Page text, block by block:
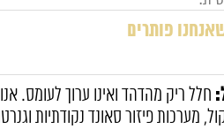
פותרים
חלל ריק מהדהד ואינו ערוך לעומס. אנו
מערכות פיזור סאונד נקודתיות